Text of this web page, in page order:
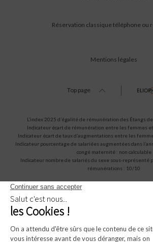
Réservation classique téléphone ou
Mentions légales
Top page
L’index 2025 d’égalité de rémunération des Étangs
Indicateur écart de rémunération entre les femmes
Indicateur écart de taux d’augmentations entre les
Indicateur pourcentage de salariées augmentées dans
congé maternité : non calculable
Indicateur nombre de salariés du sexe sous-représenté
rémunérations : 10/10
Amadeus (1A)
WBORYEDC
WB392676
* Champs obligatoires.Ces informations restent
diffusées à quelque organisme que ce soit.